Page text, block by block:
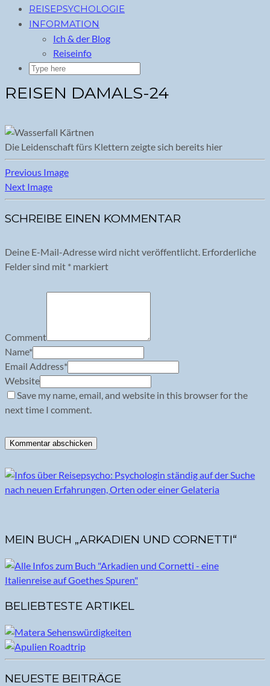
REISEPSYCHOLOGIE
INFORMATION
Ich & der Blog
Reiseinfo
REISEN DAMALS-24
Die Leidenschaft fürs Klettern zeigte sich bereits hier
Previous Image
Next Image
SCHREIBE EINEN KOMMENTAR
Deine E-Mail-Adresse wird nicht veröffentlicht. Erforderliche
Felder sind mit * markiert
Comment
Name*
Email Address*
Website
Save my name, email, and website in this browser for the
next time I comment.
MEIN BUCH „ARKADIEN UND CORNETTI“
BELIEBTESTE ARTIKEL
NEUESTE BEITRÄGE